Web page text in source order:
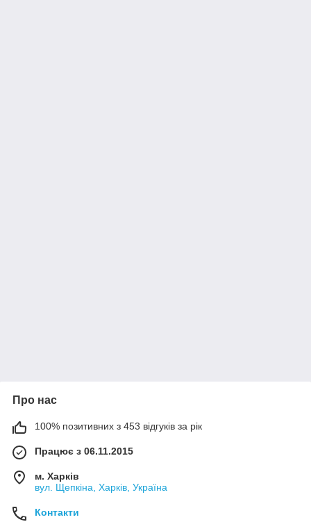
Про нас
100% позитивних з 453 відгуків за рік
Працює з 06.11.2015
м. Харків
вул. Щепкіна, Харків, Україна
Контакти